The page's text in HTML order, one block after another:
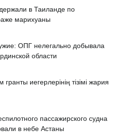
в Таиланде по
марихуаны
ОПГ нелегально добывала
области
гранты иегерлерінің тізімі жария
пассажирского судна
в небе Астаны